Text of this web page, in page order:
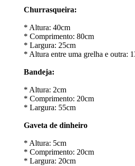
Churrasqueira:
* Altura: 40cm
* Comprimento: 80cm
* Largura: 25cm
* Altura entre uma grelha e outra:
Bandeja:
* Altura: 2cm
* Comprimento: 20cm
* Largura: 55cm
Gaveta de dinheiro
* Altura: 5cm
* Comprimento: 20cm
* Largura: 20cm